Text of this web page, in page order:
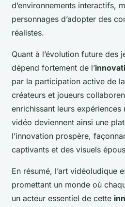
d’environnements interactifs,
personnages d’adopter des
réalistes.
Quant à l’évolution future des
dépend fortement de l’
par la participation active de
créateurs et joueurs
enrichissant leurs expériences
vidéo deviennent ainsi une
l’innovation prospère,
captivants et des visuels
En résumé, l’art vidéoludique
promettant un monde où
un acteur essentiel de cette